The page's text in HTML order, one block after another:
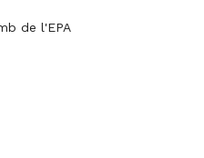
de l'EPA